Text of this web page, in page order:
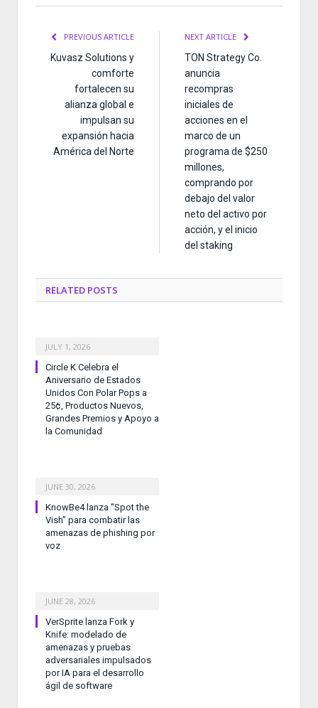
PREVIOUS ARTICLE
Kuvasz Solutions y
comforte
fortalecen su
alianza global e
impulsan su
expansión hacia
América del Norte
NEXT ARTICLE
TON Strategy Co.
anuncia
recompras
iniciales de
acciones en el
marco de un
programa de $250
millones,
comprando por
debajo del valor
neto del activo por
acción, y el inicio
del staking
RELATED POSTS
JULY 1, 2026
Circle K Celebra el
Aniversario de Estados
Unidos Con Polar Pops a
25¢, Productos Nuevos,
Grandes Premios y Apoyo a
la Comunidad
JUNE 30, 2026
KnowBe4 lanza “Spot the
Vish” para combatir las
amenazas de phishing por
voz
JUNE 28, 2026
VerSprite lanza Fork y
Knife: modelado de
amenazas y pruebas
adversariales impulsados
por IA para el desarrollo
ágil de software